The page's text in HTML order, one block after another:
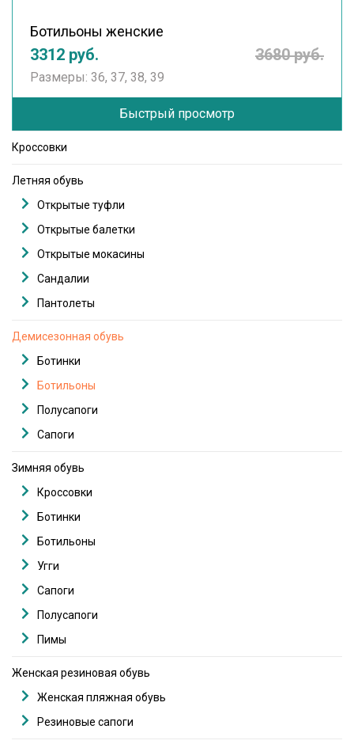
Ботильоны женские
3312 руб. 3680 руб.
Размеры: 36, 37, 38, 39
Быстрый просмотр
Кроссовки
Летняя обувь
Открытые туфли
Открытые балетки
Открытые мокасины
Сандалии
Пантолеты
Демисезонная обувь
Ботинки
Ботильоны
Полусапоги
Сапоги
Зимняя обувь
Кроссовки
Ботинки
Ботильоны
Угги
Сапоги
Полусапоги
Пимы
Женская резиновая обувь
Женская пляжная обувь
Резиновые сапоги